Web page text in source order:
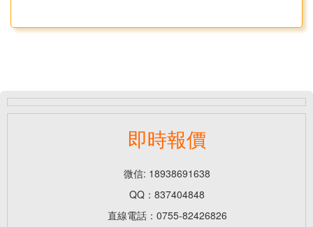
即時報價
微信: 18938691638
QQ：837404848
直線電話：0755-82426826